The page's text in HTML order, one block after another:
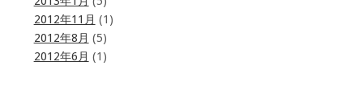
2012年11月 (1)
2012年8月 (5)
2012年6月 (1)